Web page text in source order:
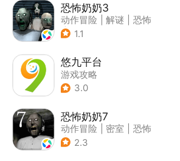
恐怖奶奶3
动作冒险 解谜
恐怖
| 恐怖奶奶
1.1
悠九平台
游戏攻略
3.0
恐怖奶奶7
动作冒险 密室
恐怖
| 恐怖奶奶
2.3